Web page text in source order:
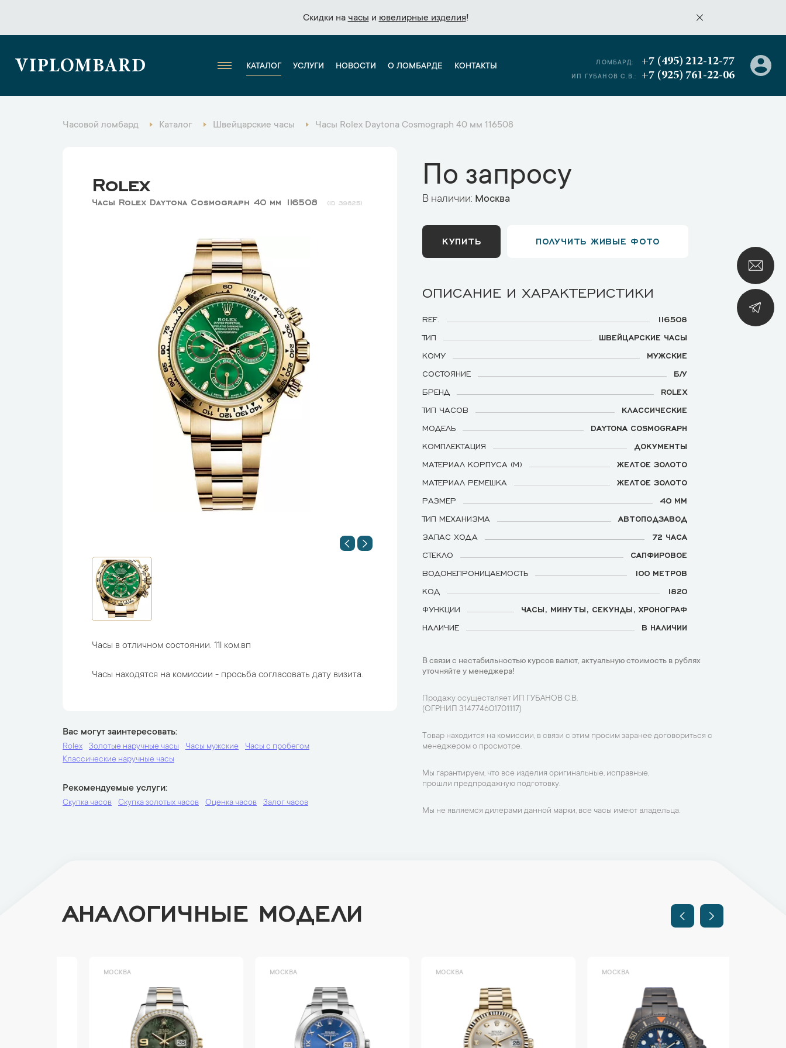
Скидки на часы и ювелирные изделия!
Скидки на часы и ювелирные изделия!
VIPLOMBARD КАТАЛОГ УСЛУГИ НОВОСТИ О ЛОМБАРДЕ КОНТАКТЫ ЛОМБАРД: +7 (495) 212-12-77
ИП ГУБАНОВ С.В.: +7 (925) 761-22-06
Часовой ломбард Каталог Швейцарские часы Часы Rolex Daytona Cosmograph 40 мм 116508
Rolex
Часы Rolex Daytona Cosmograph 40 мм 116508 39825
Часы в отличном состоянии. 11l ком.вп
Часы находятся на комиссии - просьба согласовать дату визита.
Вас могут заинтересовать
Rolex Золотые наручные часы Часы мужские
Часы с пробегом
Классические наручные часы
Рекомендуемые услуги
Скупка часов Скупка золотых часов Оценка часов Залог часов
По запросу
В наличии: Москва
КУПИТЬ ПОЛУЧИТЬ ЖИВЫЕ ФОТО
ОПИСАНИЕ И ХАРАКТЕРИСТИКИ
REF.
116508
ТИП
ШВЕЙЦАРСКИЕ ЧАСЫ
КОМУ
МУЖСКИЕ
СОСТОЯНИЕ
Б/У
БРЕНД
ROLEX
ТИП ЧАСОВ
КЛАССИЧЕСКИЕ
МОДЕЛЬ
DAYTONA COSMOGRAPH
КОМПЛЕКТАЦИЯ
ДОКУМЕНТЫ
МАТЕРИАЛ КОРПУСА (М)
ЖЕЛТОЕ ЗОЛОТО
МАТЕРИАЛ РЕМЕШКА
ЖЕЛТОЕ ЗОЛОТО
РАЗМЕР
40 ММ
ТИП МЕХАНИЗМА
АВТОПОДЗАВОД
ЗАПАС ХОДА
72 ЧАСА
СТЕКЛО
САПФИРОВОЕ
ВОДОНЕПРОНИЦАЕМОСТЬ
100 МЕТРОВ
КОД
1820
ФУНКЦИИ
ЧАСЫ, МИНУТЫ, СЕКУНДЫ, ХРОНОГРАФ
НАЛИЧИЕ
В НАЛИЧИИ
В связи с нестабильностью курсов валют, актуальную стоимость в рублях
уточняйте у менеджера!
Продажу осуществляет ИП ГУБАНОВ С.В.
(ОГРНИП 314774601701117)
Товар находится на комиссии, в связи с этим просим заранее договориться с
менеджером о просмотре.
Мы гарантируем, что все изделия оригинальные, исправные,
прошли предпродажную подготовку.
Мы не являемся дилерами данной марки, все часы имеют владельца.
АНАЛОГИЧНЫЕ МОДЕЛИ
МОСКВА МОСКВА МОСКВА МОСКВА